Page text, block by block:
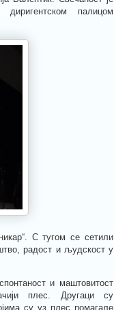
палицом
С тугом се сетили
радост и људскост у
и маштовитост
плес. Другаци су
су уз плес помагале